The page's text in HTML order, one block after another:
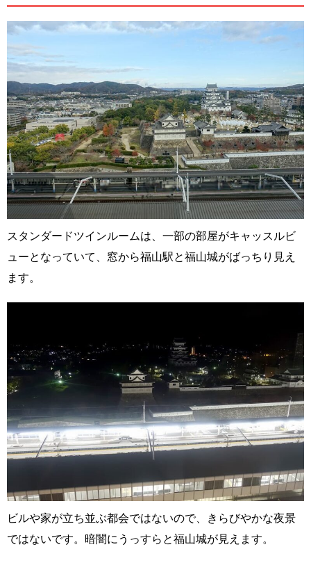
スタンダードツインルームは、一部の部屋がキャッスルビ
ューとなっていて、窓から福山駅と福山城がばっちり見え
ます。
ビルや家が立ち並ぶ都会ではないので、きらびやかな夜景
ではないです。暗闇にうっすらと福山城が見えます。